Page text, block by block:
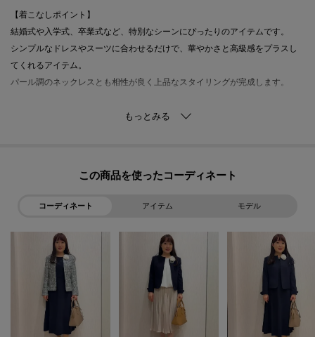
【着こなしポイント】
結婚式や入学式、卒業式など、特別なシーンにぴったりのアイテムです。
シンプルなドレスやスーツに合わせるだけで、華やかさと高級感をプラスし
てくれるアイテム。
パール調のネックレスとも相性が良く上品なスタイリングが完成します。
・・・・・・・・・・・・・・・・・・・・・・・・・・・・・・・・・・
オンラインサイトの各アイテムにある「ハートマーク」をクリックして簡単
＜おすすめPOINT＞
お得な情報をGETできます！！
POINT．1
再入荷通知や、値下げ情報・在庫状況をメルマガにてお知らせ♪
POINT．2
この商品を使った
コーディネート アイテム モデル